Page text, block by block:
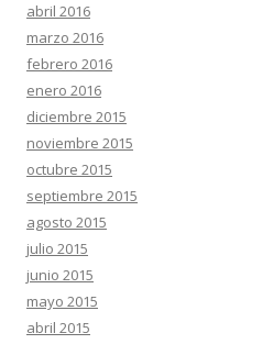
abril 2016
marzo 2016
febrero 2016
enero 2016
diciembre 2015
noviembre 2015
octubre 2015
septiembre 2015
agosto 2015
julio 2015
junio 2015
mayo 2015
abril 2015